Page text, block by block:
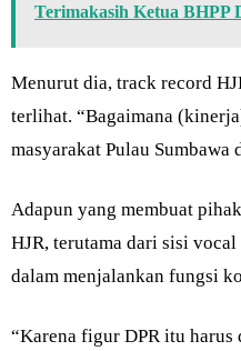
Terimakasih Ketua BHPP
Menurut dia, track record
terlihat. “Bagaimana
masyarakat Pulau Sumbawa
Adapun yang membuat
HJR, terutama dari sisi
dalam menjalankan fungsi
“Karena figur DPR itu harus